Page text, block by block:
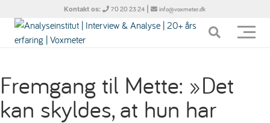
Kontakt os: 70 20 23 24 | info@voxmeter.dk
Fremgang til Mette: »Det
kan skyldes, at hun har